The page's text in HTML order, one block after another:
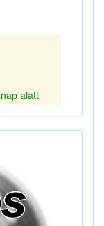
alatt